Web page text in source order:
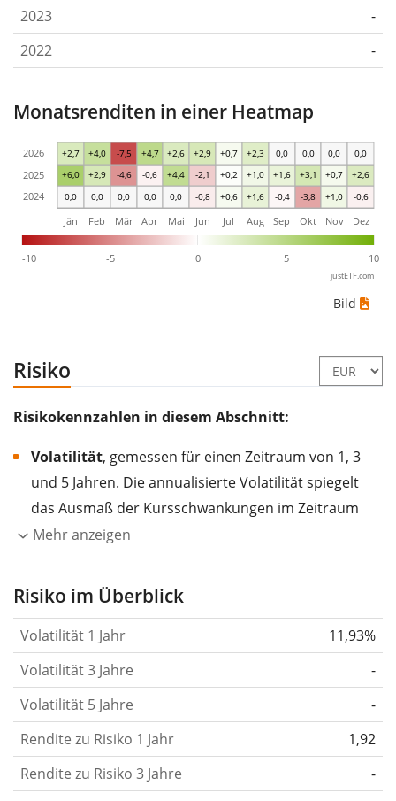
2023
-
2022
-
Monatsrenditen in einer Heatmap
0,0 0,0 0,0 0,0 0,0 -0,8 +0,6 +1,6 -0,4 -3,8 +1,0 -0,6
+6,0 +2,9 -4,6 -0,6 +4,4 -2,1 +0,2 +1,0 +1,6 +3,1 +0,7 +2,6
+2,7 +4,0 -7,5 +4,7 +2,6 +2,9 +0,7 +2,3 0,0 0,0 0,0 0,0
-10 -5 0 5 10
Jän Feb Mär Apr Mai Jun Jul Aug Sep Okt Nov Dez
2024
2025
2026
justETF.com
Bild
Risiko
Risikokennzahlen in diesem Abschnitt:
Volatilität, gemessen für einen Zeitraum von 1, 3
und 5 Jahren. Die annualisierte Volatilität spiegelt
das Ausmaß der Kursschwankungen im Zeitraum
eines Jahres wider.
Aktie, des ETF, usw.) in der Vergangenheit
gelten im Allgemeinen als risikoreicher. Wir
berechnen die Volatilität auf Basis der Daten der
letzten 1, 3 und 5 Jahre, damit du sehen kannst, ob
die Kursschwankungen im Laufe der Zeit stärker
oder schwächer wurden. Weitere Informationen
findest du in unserem Artikel:
Risikomaß.
Mehr anzeigen
Risiko im Überblick
Volatilität 1 Jahr
11,93%
Volatilität 3 Jahre
-
Volatilität 5 Jahre
-
Rendite zu Risiko 1 Jahr
1,92
Rendite zu Risiko 3 Jahre
-